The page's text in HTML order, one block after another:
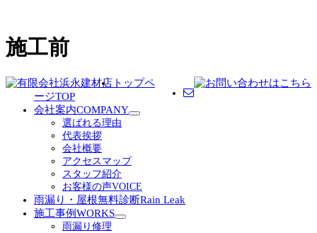
施工前
トップペ
ージTOP
会社案内COMPANY
サ
ー
を
展
選ばれる理由
代表挨拶
会社概要
アクセスマップ
スタッフ紹介
お客様の声VOICE
雨漏り・屋根無料診断Rain Leak
施工事例WORKS
サ
雨漏り修理